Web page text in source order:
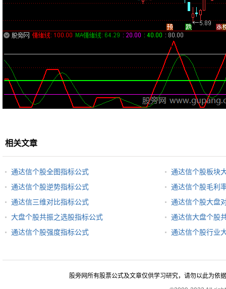
相关文章
通达信个股全图指标公式
通达信个股板块
通达信个股逆势指标公式
通达信个股毛利
通达信三维对比指标公式
通达信个股大盘
大盘个股共振之选股指标公式
通达信大盘个股
通达信个股强度指标公式
通达信个股行业
股旁网所有股票公式及文章仅供学习研究，请勿以此为依